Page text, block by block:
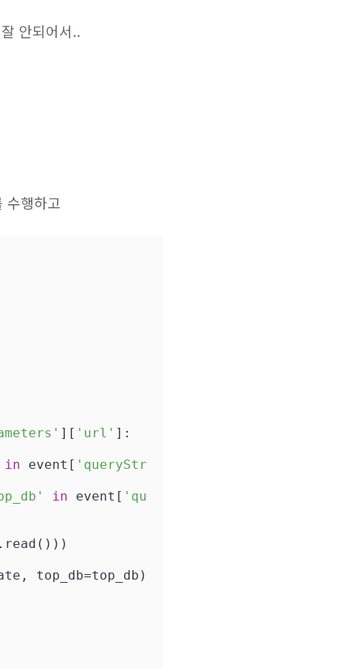
안되어서..
수행하고
][ 'url' ]:
in event[ 'queryStr
in event[ 'qu